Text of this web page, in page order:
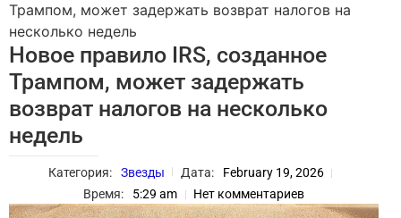
Трампом, может задержать возврат налогов на
несколько недель
Новое правило IRS, созданное
Трампом, может задержать
возврат налогов на несколько
недель
Категория: Звезды Дата:
February 19, 2026
Время:
5:29 am Нет комментариев